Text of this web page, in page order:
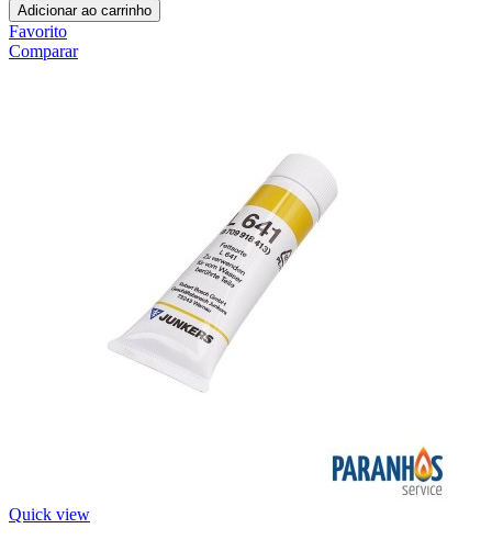
Adicionar ao carrinho
Favorito
Comparar
Quick view